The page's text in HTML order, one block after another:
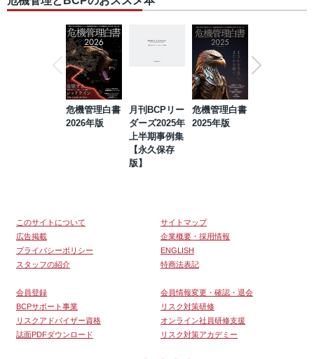
危機管理白書
2026年版
月刊BCPリー
ダーズ2025年
上半期事例集
【永久保存
版】
危機管理白書
2025年版
このサイトについて
サイトマップ
広告掲載
企業概要・採用情報
プライバシーポリシー
ENGLISH
スタッフの紹介
特商法表記
会員登録
会員情報変更・確認・退会
BCPサポート事業
リスク対策研修
リスクアドバイザー資格
オンライン社員研修支援
誌面PDFダウンロード
リスク対策アカデミー